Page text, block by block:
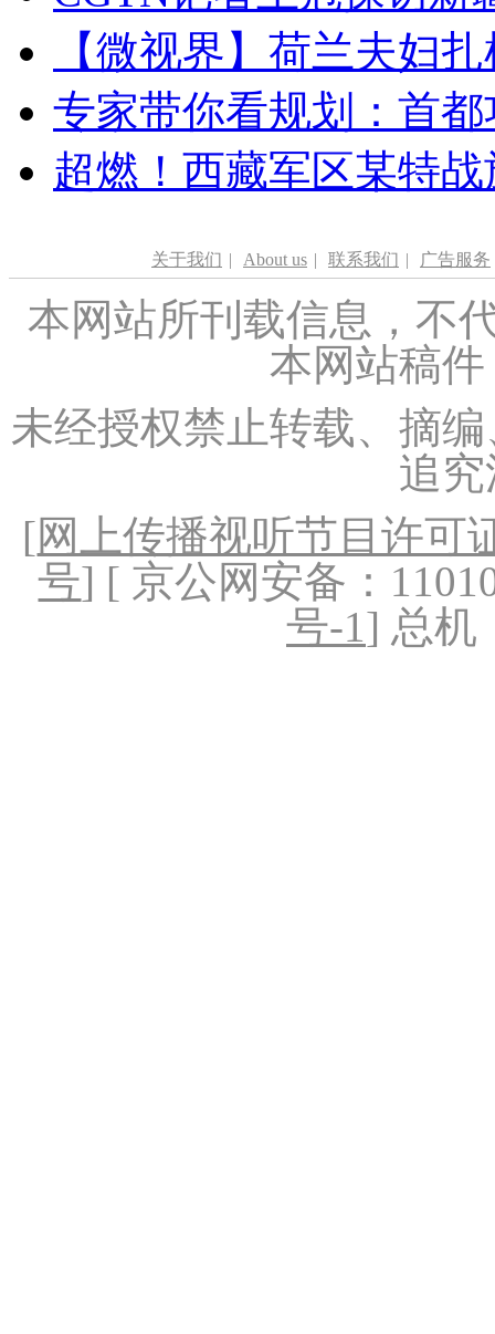
【微视界】荷兰夫妇
专家带你看规划：首
超燃！西藏军区某特
关于我们 | About us | 联系我们 | 广告服务
本网站所刊载信息，不
本网站稿
未经授权禁止转载、摘
追
[网上传播视听节目许可
号] [ 京公网安备：
号-1] 总机